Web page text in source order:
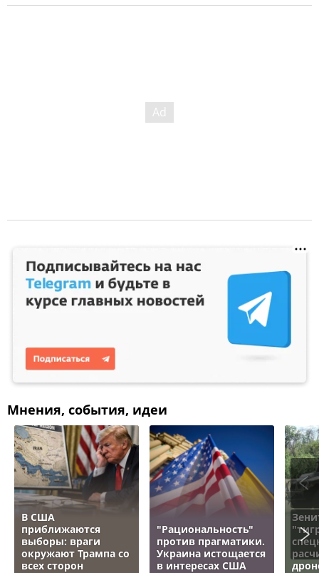
Мнения, события, идеи
В США
приближаются
выборы: враги
окружают Трампа со
всех сторон
"Рациональность"
против прагматики.
Украина истощается
в интересах США